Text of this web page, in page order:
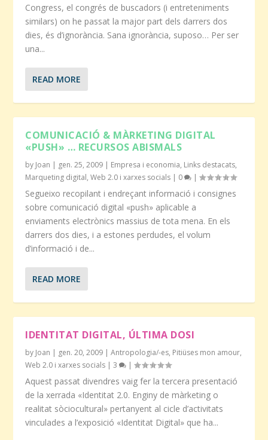
Congress, el congrés de buscadors (i entreteniments
similars) on he passat la major part dels darrers dos
dies, és d’ignorància. Sana ignorància, suposo… Per ser
una...
READ MORE
COMUNICACIÓ & MÀRKETING DIGITAL
«PUSH» … RECURSOS ABISMALS
by Joan | gen. 25, 2009 | Empresa i economia, Links destacats,
Marqueting digital,Web 2.0 i xarxes socials | 0 |
Segueixo recopilant i endreçant informació i consignes
sobre comunicació digital «push» aplicable a
enviaments electrònics massius de tota mena. En els
darrers dos dies, i a estones perdudes, el volum
d’informació i de...
READ MORE
IDENTITAT DIGITAL, ÚLTIMA DOSI
by Joan | gen. 20, 2009 |Antropologia/-es, Pitiüses mon amour,
Web 2.0 i xarxes socials |3 |
Aquest passat divendres vaig fer la tercera presentació
de la xerrada «Identitat 2.0. Enginy de màrketing o
realitat sòciocultural» pertanyent al cicle d’activitats
vinculades a l’exposició «Identitat Digital» que ha...